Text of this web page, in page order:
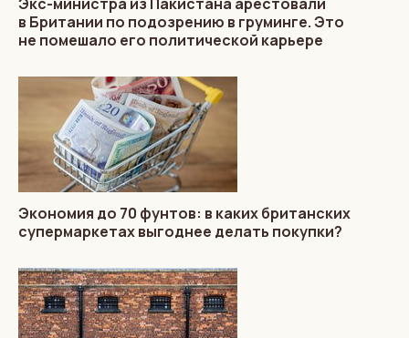
в Британии по подозрению в груминге. Это
не помешало его политической карьере
Экономия до 70 фунтов: в каких британских
супермаркетах выгоднее делать покупки?